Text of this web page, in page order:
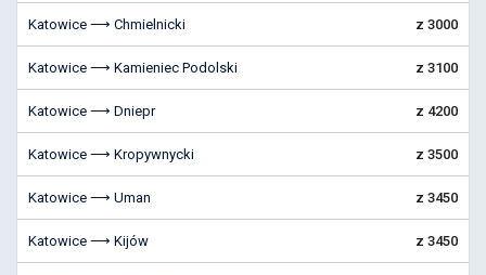
Katowice ⟶ Chmielnicki z 3000
Katowice ⟶ Kamieniec Podolski z 3100
Katowice ⟶ Dniepr z 4200
Katowice ⟶ Kropywnycki z 3500
Katowice ⟶ Uman z 3450
Katowice ⟶ Kijów z 3450